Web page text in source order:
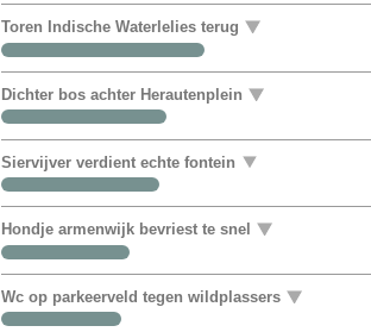
Toren Indische Waterlelies terug
Dichter bos achter Herautenplein
Siervijver verdient echte fontein
Hondje armenwijk bevriest te snel
Wc op parkeerveld tegen wildplassers